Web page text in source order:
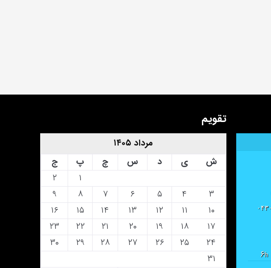
۶h
تقویم
مرداد ۱۴۰۵
ش
ی د س چ پ
ج
۱
۲
۳
۴ ۵ ۶ ۷ ۸
۹
۱۰
۱۱ ۱۲ ۱۳ ۱۴ ۱۵
۱۶
۱۷
۱۸ ۱۹ ۲۰ ۲۱ ۲۲
۲۳
۲۴
۲۵ ۲۶ ۲۷ ۲۸ ۲۹
۳۰
۳۱